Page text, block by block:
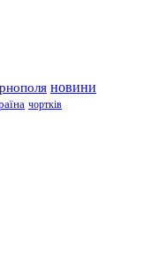
новини
чортків